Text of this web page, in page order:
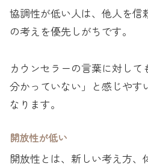
協調性が低い人は、他人を信
の考えを優先しがちです。
カウンセラーの言葉に対し
分かっていない」と感じやす
なります。
開放性が低い
開放性とは、新しい考え方